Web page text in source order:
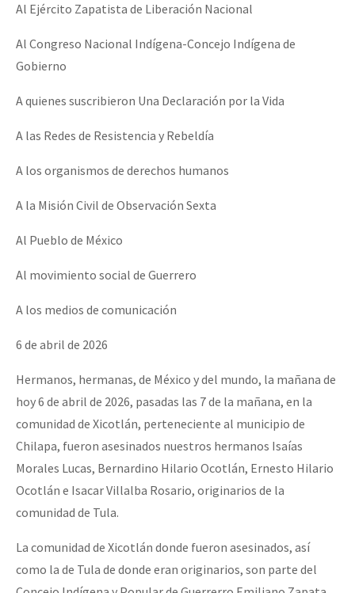
Al Ejército Zapatista de Liberación Nacional
Al Congreso Nacional Indígena-Concejo Indígena de
Gobierno
A quienes suscribieron Una Declaración por la Vida
A las Redes de Resistencia y Rebeldía
A los organismos de derechos humanos
A la Misión Civil de Observación Sexta
Al Pueblo de México
Al movimiento social de Guerrero
A los medios de comunicación
6 de abril de 2026
Hermanos, hermanas, de México y del mundo, la mañana de
hoy 6 de abril de 2026, pasadas las 7 de la mañana, en la
comunidad de Xicotlán, perteneciente al municipio de
Chilapa, fueron asesinados nuestros hermanos Isaías
Morales Lucas, Bernardino Hilario Ocotlán, Ernesto Hilario
Ocotlán e Isacar Villalba Rosario, originarios de la
comunidad de Tula.
La comunidad de Xicotlán donde fueron asesinados, así
como la de Tula de donde eran originarios, son parte del